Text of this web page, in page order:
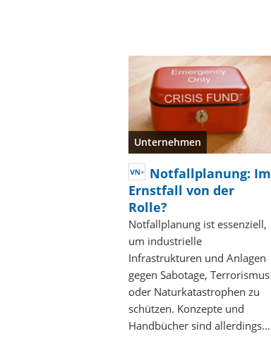
Unternehmen
Notfallplanung: Im
Ernstfall von der
Rolle?
Notfallplanung ist essenziell,
um industrielle
Infrastrukturen und Anlagen
gegen Sabotage, Terrorismus
oder Naturkatastrophen zu
schützen. Konzepte und
Handbücher sind allerdings…